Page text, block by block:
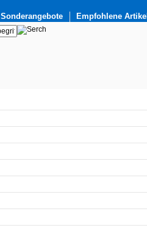
Sonderangebote Empfohlene Artikel